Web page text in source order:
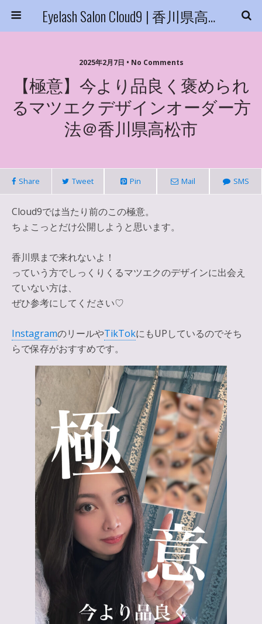
Eyelash Salon Cloud9 | 香川県高松市
2025年2月7日 • No Comments
【極意】今より品良く褒められ
るマツエクデザインオーダー方
法＠香川県高松市
Share Tweet Pin Mail SMS
Cloud9では当たり前のこの極意。
ちょこっとだけ公開しようと思います。
香川県まで来れないよ！
っていう方でしっくりくるマツエクのデザインに出会え
ていない方は、
ぜひ参考にしてください♡
InstagramのリールやTikTokにもUPしているのでそち
らで保存がおすすめです。